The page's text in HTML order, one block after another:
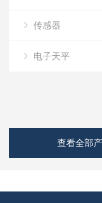
传感器
电子天平
查看全部